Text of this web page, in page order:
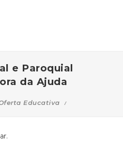
e Paroquial
da Ajuda
Educativa